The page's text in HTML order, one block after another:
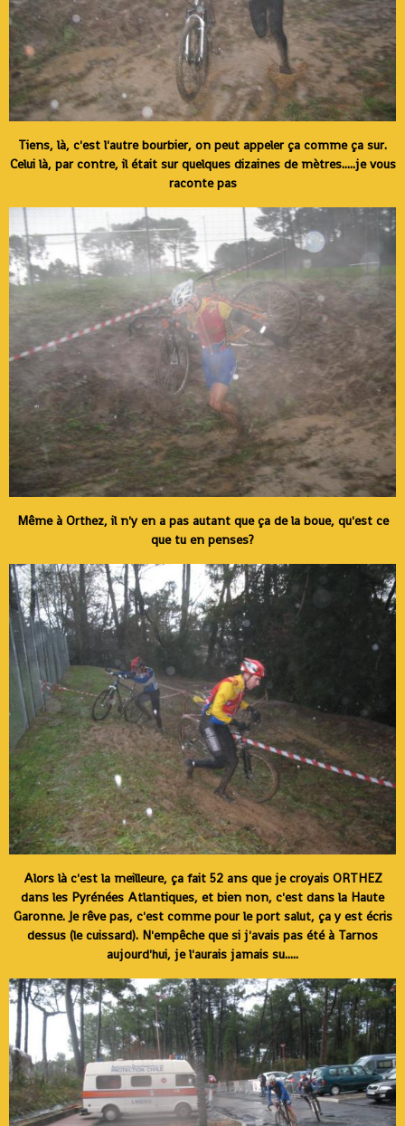
Tiens, là, c'est l'autre bourbier, on peut appeler ça comme ça sur.
Celui là, par contre, il était sur quelques dizaines de mètres.....je vous
raconte pas
Même à Orthez, il n'y en a pas autant que ça de la boue, qu'est ce
que tu en penses?
Alors là c'est la meilleure, ça fait 52 ans que je croyais ORTHEZ
dans les Pyrénées Atlantiques, et bien non, c'est dans la Haute
Garonne. Je rêve pas, c'est comme pour le port salut, ça y est écris
dessus (le cuissard). N'empêche que si j'avais pas été à Tarnos
aujourd'hui, je l'aurais jamais su.....